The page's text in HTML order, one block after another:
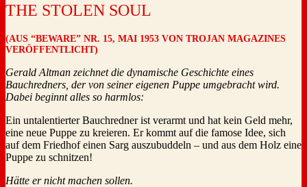
THE STOLEN SOUL
(AUS “BEWARE” NR. 15, MAI 1953 VON TROJAN MAGAZINES
VERÖFFENTLICHT)
Gerald Altman zeichnet die dynamische Geschichte eines
Bauchredners, der von seiner eigenen Puppe umgebracht wird.
Dabei beginnt alles so harmlos:
Ein untalentierter Bauchredner ist verarmt und hat kein Geld mehr,
eine neue Puppe zu kreieren. Er kommt auf die famose Idee, sich
auf dem Friedhof einen Sarg auszubuddeln – und aus dem Holz eine
Puppe zu schnitzen!
Hätte er nicht machen sollen.